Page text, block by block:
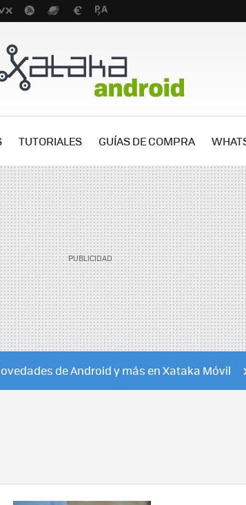
TUTORIALES GUÍAS DE COMPRA
de Android y más en Xataka Móvil